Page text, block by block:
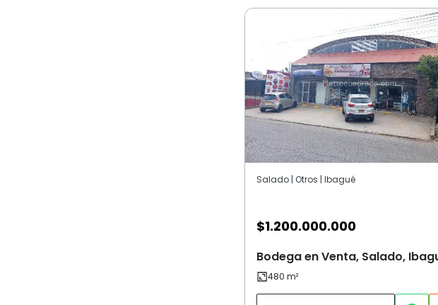
Salado | Otros | Ibagué
$1.200.000.000
Bodega en Venta, Salado,